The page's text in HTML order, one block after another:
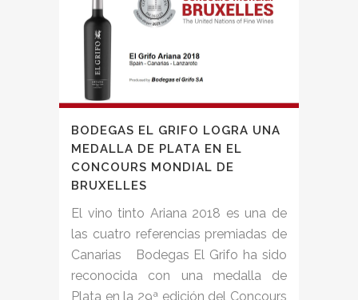
BODEGAS EL GRIFO LOGRA UNA
MEDALLA DE PLATA EN EL
CONCOURS MONDIAL DE
BRUXELLES
El vino tinto Ariana 2018 es una de
las cuatro referencias premiadas de
Canarias Bodegas El Grifo ha sido
reconocida con una medalla de
Plata en la 29ª edición del Concours